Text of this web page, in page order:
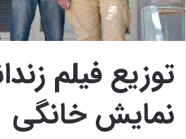
توزیع فیلم
نمایش خانگی